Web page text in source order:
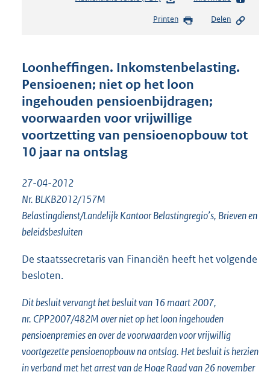
s
d
s
g
o
o
9
Printen Delen
Loonheffingen. Inkomstenbelasting.
Pensioenen; niet op het loon
ingehouden pensioenbijdragen;
voorwaarden voor vrijwillige
voortzetting van pensioenopbouw tot
10 jaar na ontslag
27-04-2012
Nr. BLKB2012/157M
Belastingdienst/Landelijk Kantoor Belastingregio’s, Brieven en
beleidsbesluiten
De staatssecretaris van Financiën heeft het volgende
besloten.
Dit besluit vervangt het besluit van 16 maart 2007,
nr. CPP2007/482M over niet op het loon ingehouden
pensioenpremies en over de voorwaarden voor vrijwillig
voortgezette pensioenopbouw na ontslag. Het besluit is herzien
in verband met het arrest van de Hoge Raad van 26 november